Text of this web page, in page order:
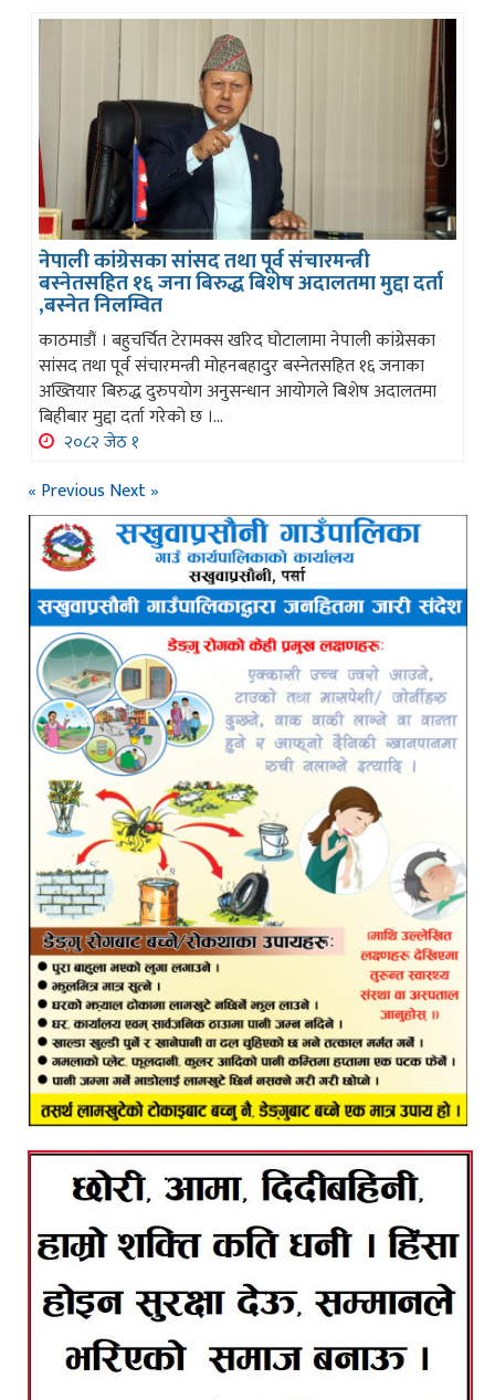
नेपाली कांग्रेसका सांसद तथा पूर्व संचारमन्त्री
बस्नेतसहित १६ जना बिरुद्ध बिशेष अदालतमा मुद्दा दर्ता
,बस्नेत निलम्वित
काठमाडौं । बहुचर्चित टेरामक्स खरिद घोटालामा नेपाली कांग्रेसका
सांसद तथा पूर्व संचारमन्त्री मोहनबहादुर बस्नेतसहित १६ जनाका
अख्तियार बिरुद्ध दुरुपयोग अनुसन्धान आयोगले बिशेष अदालतमा
बिहीबार मुद्दा दर्ता गरेको छ ।...
२०८२ जेठ १
« Previous Next »